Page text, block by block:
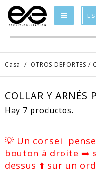
ES
Casa / OTROS DEPORTES /
COLLAR Y ARNÉS
Hay 7 productos.
💡 Un conseil
bouton à droite ➡️
dessus ⬆️ sur un
Product
Product